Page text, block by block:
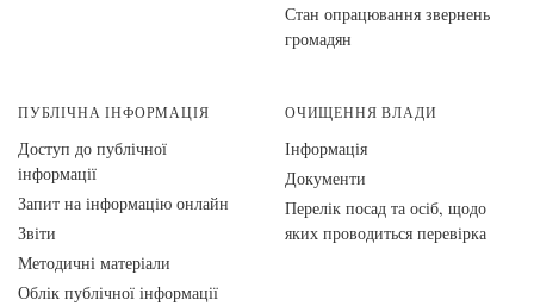
Стан опрацювання звернень
громадян
ПУБЛІЧНА ІНФОРМАЦІЯ
Доступ до публічної
інформації
Запит на інформацію онлайн
Звіти
Методичні матеріали
Облік публічної інформації
ОЧИЩЕННЯ ВЛАДИ
Інформація
Документи
Перелік посад та осіб, щодо
яких проводиться перевірка